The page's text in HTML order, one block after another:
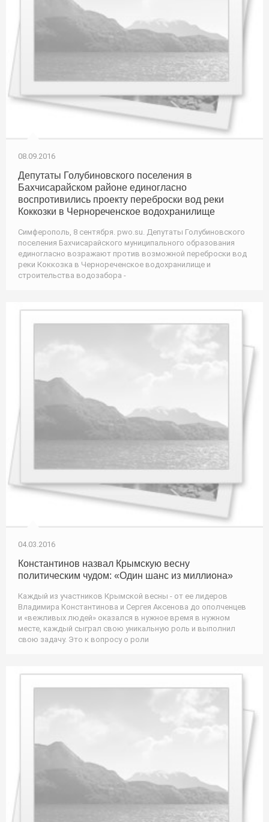
08.09.2016
Депутаты Голубиновского поселения в
Бахчисарайском районе единогласно
воспротивились проекту переброски вод реки
Коккозки в Чернореченское водохранилище
Симферополь, 8 сентября. pwo.su. Депутаты Голубиновского
поселения Бахчисарайского муниципального образования
единогласно возражают против возможной переброски вод
реки Коккозка в Чернореченское водохранилище и
строительства водозабора -
04.03.2016
Константинов назвал Крымскую весну
политическим чудом: «Один шанс из миллиона»
Каждый из участников Крымской весны - от ее лидеров
Владимира Константинова и Сергея Аксенова до ополченцев
и «вежливых людей» оказался в нужное время в нужном
месте, каждый сыграл свою уникальную роль и выполнил
свою задачу. Это к вопросу о роли